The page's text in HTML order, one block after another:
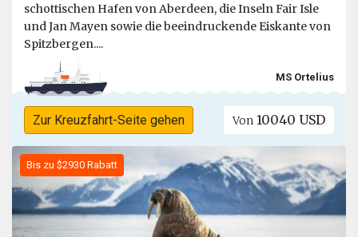
schottischen Hafen von Aberdeen, die Inseln Fair Isle
und Jan Mayen sowie die beeindruckende Eiskante von
Spitzbergen....
MS Ortelius
Zur Kreuzfahrt-Seite gehen Von 10040 USD
Bis zu $2930 Rabatt